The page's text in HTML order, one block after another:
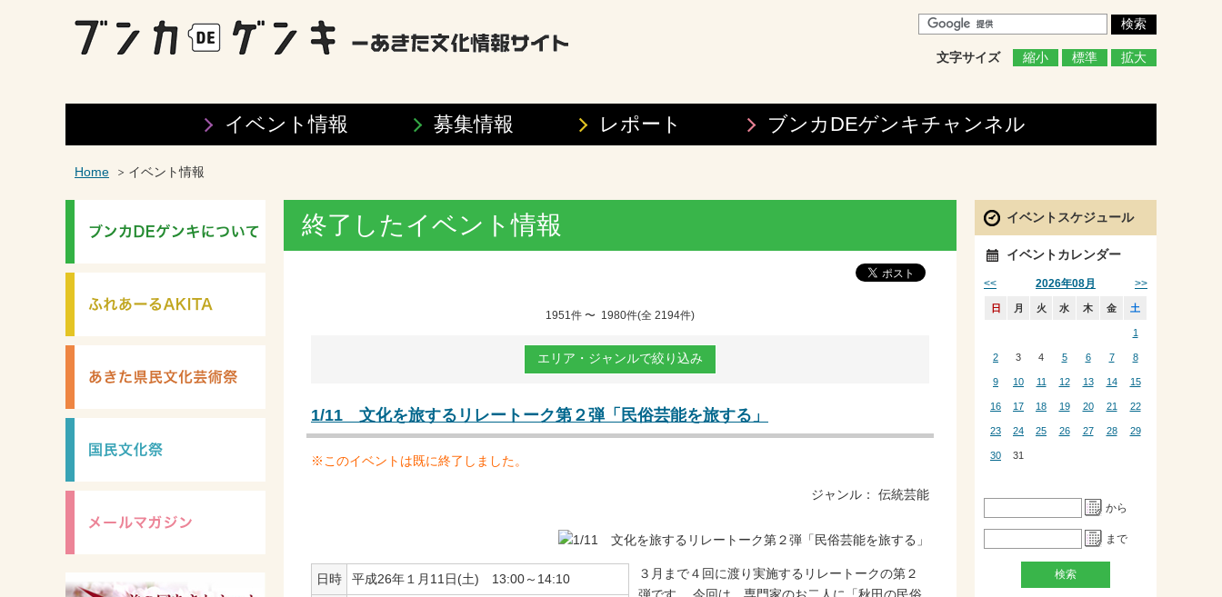
文字サイズ 縮小 標準 拡大
イベント情報 募集情報 レポート ブンカDEゲンキチャンネル
Home イベント情報
終了したイベント情報
1951件 〜 1980件(全 2194件)
1/11 文化を旅するリレートーク第２弾「民俗芸能を旅する」
※このイベントは既に終了しました。
ジャンル： 伝統芸能
日時 平成26年１月11日(土) 13:00～14:10
３月まで４回に渡り実施するリレートークの第２
イベントスケジュール
イベントカレンダー
2026年08月
<< >>
日 月 火 水 木 金 土
1
2 3 4 5 6 7 8
9 10 11 12 13 14 15
16 17 18 19 20 21 22
23 24 25 26 27 28 29
30 31
から
まで